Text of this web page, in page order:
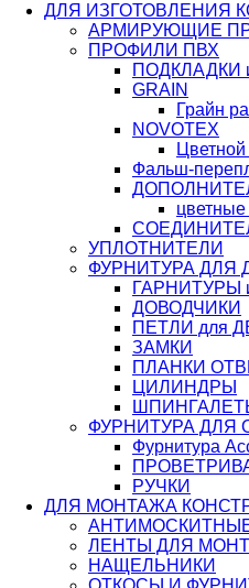
ДЛЯ ИЗГОТОВЛЕНИЯ
АРМИРУЮЩИЕ
ПРОФИЛИ ПВХ
ПОДКЛАДКИ
GRAIN
Грайн
NOVOTEX
Фальш-
УПЛОТНИТЕЛИ
ФУРНИТУРА ДЛЯ
ГАРНИТУРЫ
ДОВОДЧИКИ
ПЕТЛИ для
ЗАМКИ
ПЛАНКИ
ЦИЛИНДРЫ
ФУРНИТУРА ДЛЯ
Фурнитура
РУЧКИ
ДЛЯ МОНТАЖА
ЛЕНТЫ ДЛЯ
НАЩЕЛЬНИКИ